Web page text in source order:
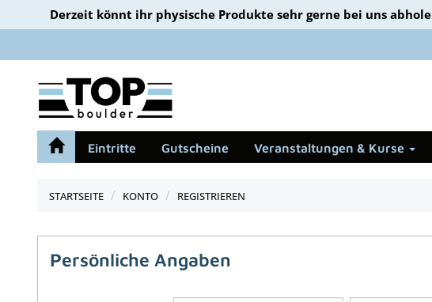
Derzeit könnt ihr physische Produkte sehr gerne bei uns
Eintritte Gutscheine Veranstaltungen & Kurse
STARTSEITE KONTO REGISTRIEREN
Persönliche Angaben